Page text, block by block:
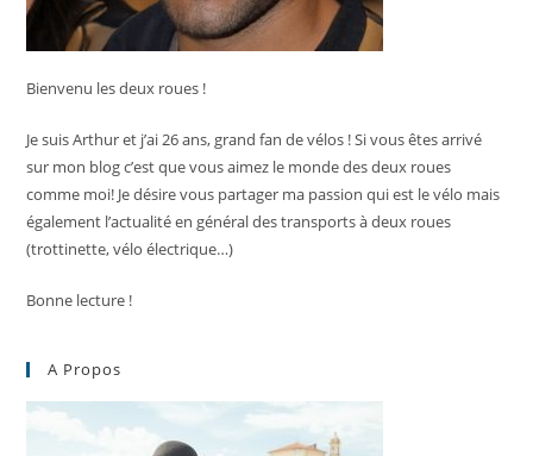
Bienvenu les deux roues !
Je suis Arthur et j’ai 26 ans, grand fan de vélos ! Si vous êtes arrivé
sur mon blog c’est que vous aimez le monde des deux roues
comme moi! Je désire vous partager ma passion qui est le vélo mais
également l’actualité en général des transports à deux roues
(trottinette, vélo électrique…)
Bonne lecture !
A Propos